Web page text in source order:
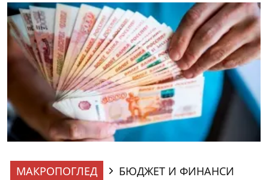
МАКРОПОГЛЕД
БЮДЖЕТ И ФИНАНСИ